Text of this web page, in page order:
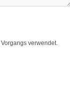
verwendet.